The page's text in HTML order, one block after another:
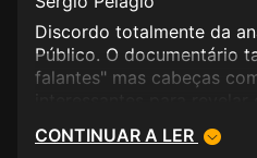
Discordo totalmente da
Público. O documentário
falantes" mas cabeças
qualquer coisa de mágico
CONTINUAR A LER